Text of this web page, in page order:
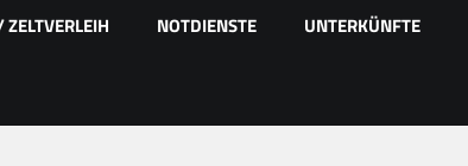
NOTDIENSTE UNTERKÜNFTE